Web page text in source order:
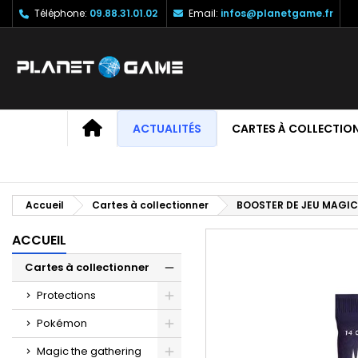
Téléphone: 09.88.31.01.02 Email: infos@planetgame.fr
ACCUEILACTUALITÉS CARTES À
Accueil Cartes à collectionner BOOSTER DE JEU
ACCUEIL
Cartes à collectionner
Protections
Pokémon
Magic the gathering